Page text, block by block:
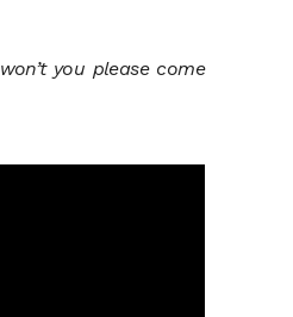
you please come